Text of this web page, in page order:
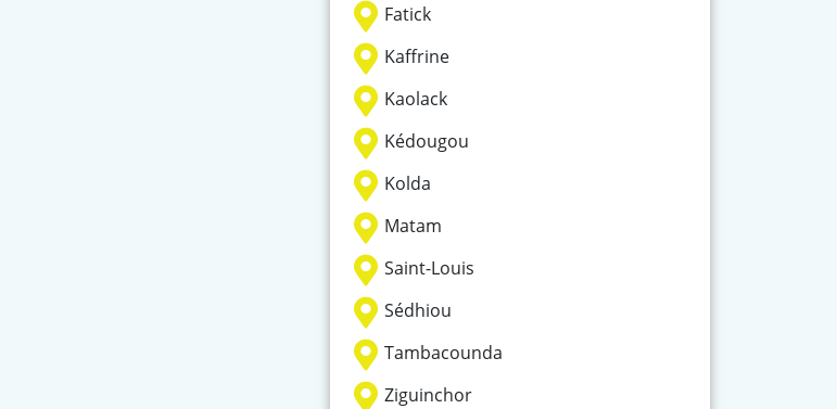
Fatick
Kaffrine
Kaolack
Kédougou
Kolda
Matam
Saint-Louis
Sédhiou
Tambacounda
Ziguinchor